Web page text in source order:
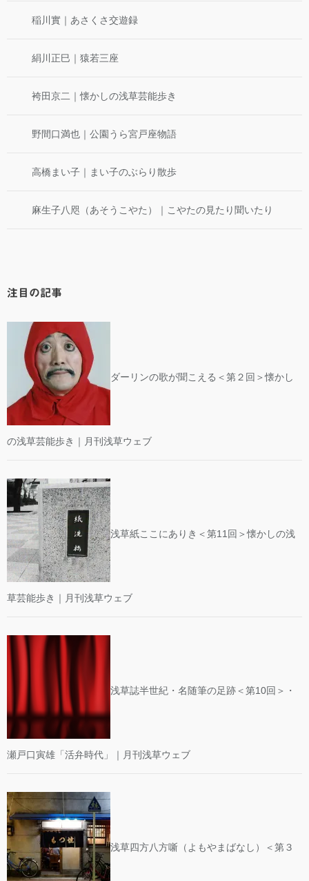
稲川實｜あさくさ交遊録
絹川正巳｜猿若三座
袴田京二｜懐かしの浅草芸能歩き
野間口満也｜公園うら宮戸座物語
高橋まい子｜まい子のぶらり散歩
麻生子八咫（あそうこやた）｜こやたの見たり聞いたり
注目の記事
ダーリンの歌が聞こえる＜第２回＞懐かし
の浅草芸能歩き｜月刊浅草ウェブ
浅草紙ここにありき＜第11回＞懐かしの浅
草芸能歩き｜月刊浅草ウェブ
浅草誌半世紀・名随筆の足跡＜第10回＞・
瀬戸口寅雄「活弁時代」｜月刊浅草ウェブ
浅草四方八方噺（よもやまばなし）＜第３